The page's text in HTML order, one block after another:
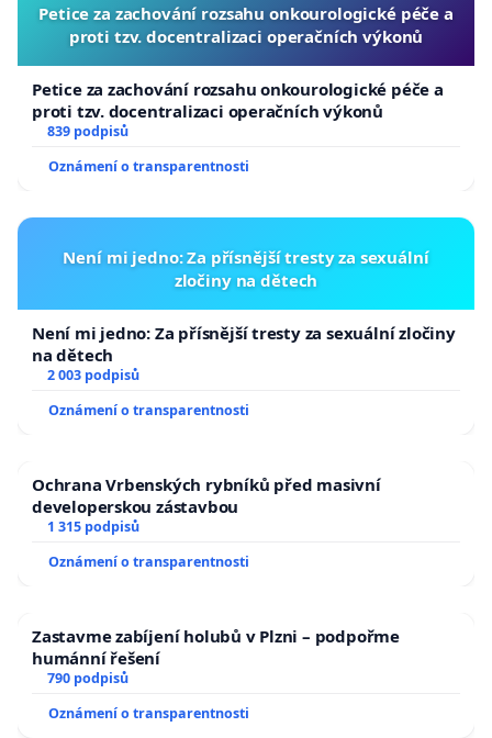
Petice za zachování rozsahu onkourologické péče a
proti tzv. docentralizaci operačních výkonů
Petice za zachování rozsahu onkourologické péče a
proti tzv. docentralizaci operačních výkonů
839 podpisů
Oznámení o transparentnosti
Není mi jedno: Za přísnější tresty za sexuální
zločiny na dětech
Není mi jedno: Za přísnější tresty za sexuální zločiny
na dětech
2 003 podpisů
Oznámení o transparentnosti
Ochrana Vrbenských rybníků před masivní
developerskou zástavbou
1 315 podpisů
Oznámení o transparentnosti
Zastavme zabíjení holubů v Plzni – podpořme
humánní řešení
790 podpisů
Oznámení o transparentnosti